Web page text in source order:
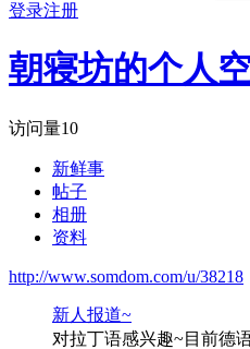
登录注册
朝寝坊的个人
访问量10
新鲜事
帖子
相册
资料
http://www.somdom.com/u/38218
新人报道~
对拉丁语感兴趣~目前德